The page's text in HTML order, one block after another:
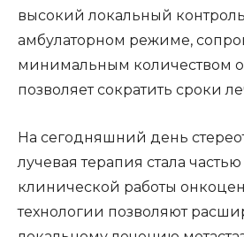
высокий локальный
амбулаторном режиме,
минимальным количеством
позволяет сократить сроки
На сегодняшний день
лучевая терапия стала
клинической работы
технологии позволяют